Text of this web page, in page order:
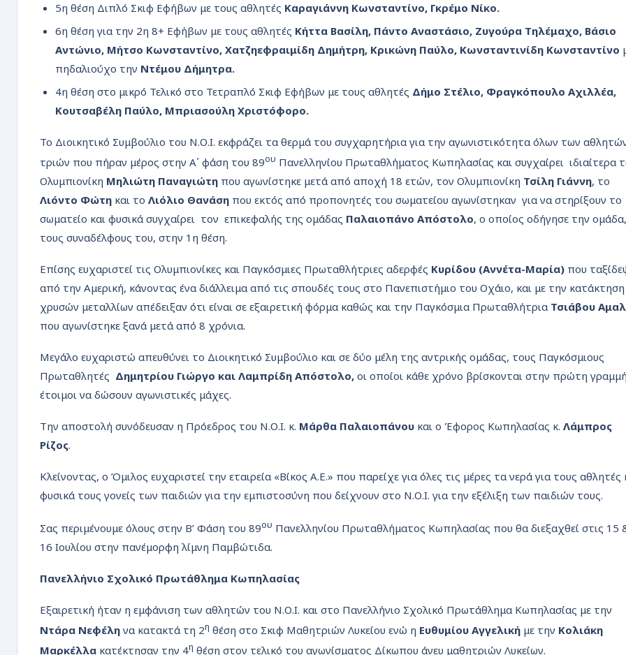
5η θέση Διπλό Σκιφ Εφήβων με τους αθλητές Καραγιάννη Κωνσταντίνο, Γκρέμο Νίκο.
6η θέση για την 2η 8+ Εφήβων με τους αθλητές Κήττα Βασίλη, Πάντο Αναστάσιο, Ζυγούρα Τηλέμαχο, Βάσιο
Αντώνιο, Μήτσο Κωνσταντίνο, Χατζηεφραιμίδη Δημήτρη, Κρικώνη Παύλο, Κωνσταντινίδη Κωνσταντίνο
πηδαλιούχο την Ντέμου Δήμητρα.
4η θέση στο μικρό Τελικό στο Τετραπλό Σκιφ Εφήβων με τους αθλητές Δήμο Στέλιο, Φραγκόπουλο Αχιλλέα,
Κουτσαβέλη Παύλο, Μπριασούλη Χριστόφορο.
Το Διοικητικό Συμβούλιο του Ν.Ο.Ι. εκφράζει τα θερμά του συγχαρητήρια για την αγωνιστικότητα όλων των
τριών που πήραν μέρος στην Α΄ φάση του 89ου Πανελληνίου Πρωταθλήματος Κωπηλασίας και συγχαίρει ιδιαίτερα
Ολυμπιονίκη Μηλιώτη Παναγιώτη που αγωνίστηκε μετά από αποχή 18 ετών, τον Ολυμπιονίκη Τσίλη Γιάννη, το
Λιόντο Φώτη και το Λιόλιο Θανάση που εκτός από προπονητές του σωματείου αγωνίστηκαν για να στηρίξουν το
σωματείο και φυσικά συγχαίρει τον επικεφαλής της ομάδας Παλαιοπάνο Απόστολο, ο οποίος οδήγησε την
τους συναδέλφους του, στην 1η θέση.
Επίσης ευχαριστεί τις Ολυμπιονίκες και Παγκόσμιες Πρωταθλήτριες αδερφές Κυρίδου (Αννέτα-Μαρία) που
από την Αμερική, κάνοντας ένα διάλλειμα από τις σπουδές τους στο Πανεπιστήμιο του Οχάιο, και με την κατάκτηση
χρυσών μεταλλίων απέδειξαν ότι είναι σε εξαιρετική φόρμα καθώς και την Παγκόσμια Πρωταθλήτρια Τσιάβου
που αγωνίστηκε ξανά μετά από 8 χρόνια.
Μεγάλο ευχαριστώ απευθύνει το Διοικητικό Συμβούλιο και σε δύο μέλη της αντρικής ομάδας, τους Παγκόσμιους
Πρωταθλητές Δημητρίου Γιώργο και Λαμπρίδη Απόστολο, οι οποίοι κάθε χρόνο βρίσκονται στην πρώτη γραμμή
έτοιμοι να δώσουν αγωνιστικές μάχες.
Την αποστολή συνόδευσαν η Πρόεδρος του Ν.Ο.Ι. κ. Μάρθα Παλαιοπάνου και ο Έφορος Κωπηλασίας κ. Λάμπρος
Ρίζος.
Κλείνοντας, ο Όμιλος ευχαριστεί την εταιρεία «Βίκος Α.Ε.» που παρείχε για όλες τις μέρες τα νερά για τους αθλητές
φυσικά τους γονείς των παιδιών για την εμπιστοσύνη που δείχνουν στο Ν.Ο.Ι. για την εξέλιξη των παιδιών τους.
Σας περιμένουμε όλους στην Β’ Φάση του 89ου Πανελληνίου Πρωταθλήματος Κωπηλασίας που θα διεξαχθεί στις 15
16 Ιουλίου στην πανέμορφη λίμνη Παμβώτιδα.
Πανελλήνιο Σχολικό Πρωτάθλημα Κωπηλασίας
Εξαιρετική ήταν η εμφάνιση των αθλητών του Ν.Ο.Ι. και στο Πανελλήνιο Σχολικό Πρωτάθλημα Κωπηλασίας με την
Ντάρα Νεφέλη να κατακτά τη 2η θέση στο Σκιφ Μαθητριών Λυκείου ενώ η Ευθυμίου Αγγελική με την Κολιάκη
Μαρκέλλα κατέκτησαν την 4η θέση στον τελικό του αγωνίσματος Δίκωπου άνευ μαθητριών Λυκείων.